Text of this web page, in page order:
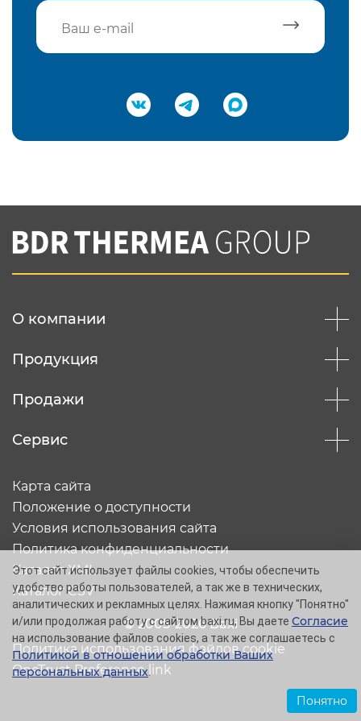
Подтвердить e-mail
Вы соглашаетесь с нашей политикой
конфеденциальности
О компании
Продукция
Продажи
Сервис
© 2005-2026 Baxi
Карта сайта
Положение о доступности
Условия использования сайта
Политика конфиденциальности
Каталог XML
Каталог CSV
Политика использования файлов cookie
OneTrust Preference link
Этот сайт использует файлы cookies, чтобы обеспечить
удобство работы пользователей, а так же в технических,
аналитических и рекламных целях. Нажимая кнопку "Понятно"
и/или продолжая работу с сайтом baxi.ru, Вы даете Согласие
на использование файлов cookies, а так же соглашаетесь с
Политикой в отношении обработки Ваших
персональных данных.
Понятно